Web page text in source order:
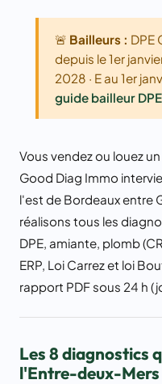
🚨 Bailleurs : DPE
depuis le 1er
2028 · E au 1er
guide bailleur
Vous vendez ou louez
Good Diag Immo
l'est de Bordeaux entre
réalisons tous les
DPE, amiante, plomb
ERP, Loi Carrez et loi
rapport PDF sous 24 h
Les 8 diagnostics
l'Entre-deux-Mers